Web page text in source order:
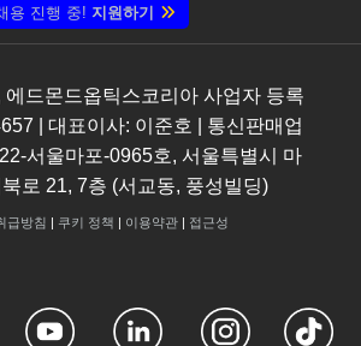
용 진행 중! 지원하기
에드몬드옵틱스코리아 사업자 등록
| 대표이사: 이준호 | 통신판매업
서울마포-0965호, 서울특별시 마
로 21, 7층 (서교동, 풍성빌딩)
급방침 | 쿠키 정책 | 이용약관| 접근성